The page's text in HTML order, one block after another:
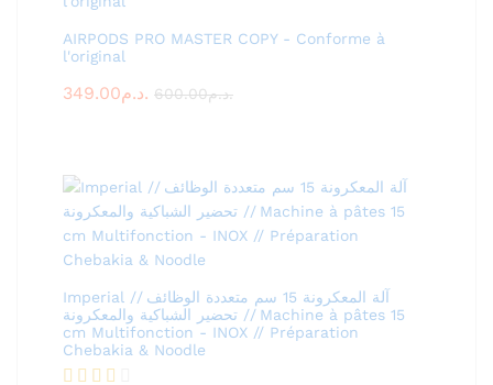
AIRPODS PRO MASTER COPY - Conforme à
l'original
349.00 د.م. 600.00 د.م.
Imperial آلة المعكرونة 15 سم متعددة الوظائف //
تحضير الشباكية والمعكرونة // Machine à pâtes 15
cm Multifonction - INOX // Préparation
Chebakia & Noodle